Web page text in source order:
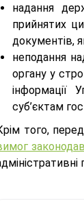
надання
прийнятих
документів,
неподання
органу у
інформації
суб’єктам
того,